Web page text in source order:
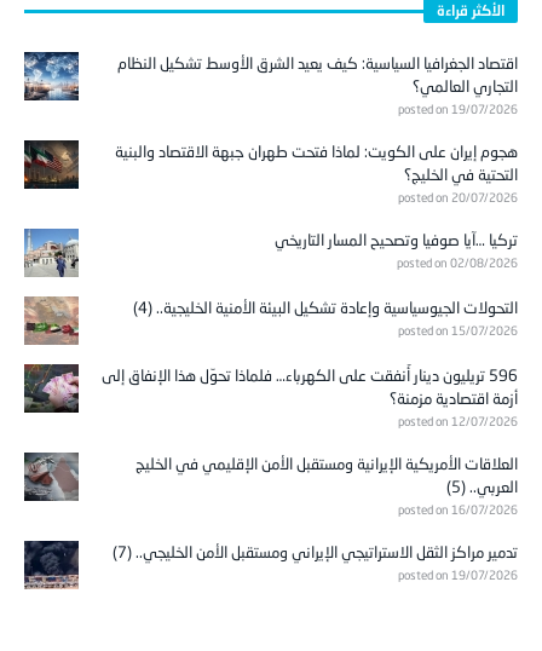
الأكثر قراءة
اقتصاد الجغرافيا السياسية: كيف يعيد الشرق الأوسط تشكيل النظام
التجاري العالمي؟
posted on 19/07/2026
هجوم إيران على الكويت: لماذا فتحت طهران جبهة الاقتصاد والبنية
التحتية في الخليج؟
posted on 20/07/2026
تركيا …آيا صوفيا وتصحيح المسار التاريخي
posted on 02/08/2026
التحولات الجيوسياسية وإعادة تشكيل البيئة الأمنية الخليجية.. (4)
posted on 15/07/2026
596 تريليون دينار أُنفقت على الكهرباء… فلماذا تحوّل هذا الإنفاق إلى
أزمة اقتصادية مزمنة؟
posted on 12/07/2026
العلاقات الأمريكية الإيرانية ومستقبل الأمن الإقليمي في الخليج
العربي.. (5)
posted on 16/07/2026
تدمير مراكز الثقل الاستراتيجي الإيراني ومستقبل الأمن الخليجي.. (7)
posted on 19/07/2026